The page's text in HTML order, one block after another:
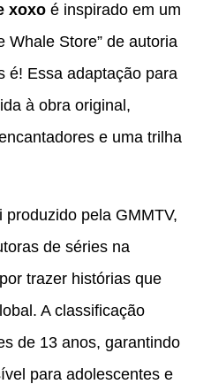
xoxo é inspirado em um
Whale Store” de autoria
é! Essa adaptação para
à obra original,
e uma trilha
pela GMMTV,
de séries na
trazer histórias que
A classificação
de 13 anos, garantindo
para adolescentes e